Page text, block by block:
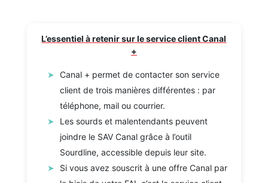
L’essentiel à retenir sur le service client Canal
+
Canal + permet de contacter son service
client de trois manières différentes : par
téléphone, mail ou courrier.
Les sourds et malentendants peuvent
joindre le SAV Canal grâce à l’outil
Sourdline, accessible depuis leur site.
Si vous avez souscrit à une offre Canal par